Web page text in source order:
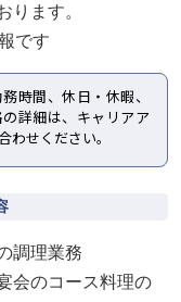
ります。
です
時間、休日・休暇、
詳細は、キャリアア
わせください。
調理業務
会のコース料理の